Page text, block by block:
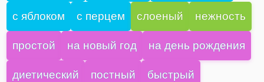
с яблоком с перцем слоеный нежность
простой на новый год на день рождения
диетический постный быстрый